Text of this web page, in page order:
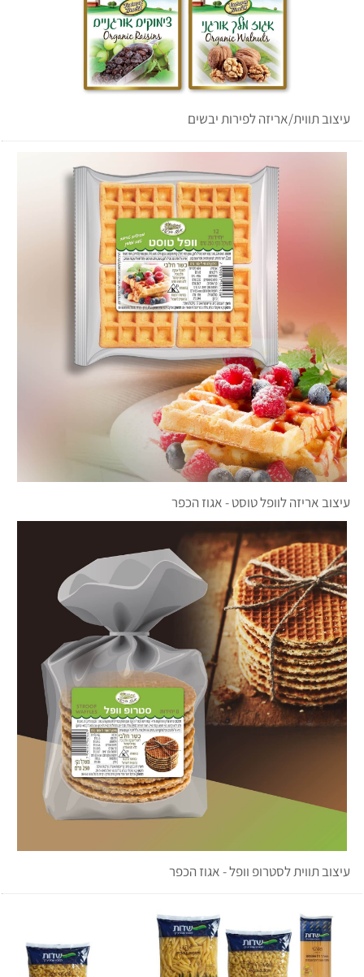
עיצוב תווית/אריזה לפירות יבשים
עיצוב אריזה לוופל טוסט - אגוז הכפר
עיצוב תווית לסטרופ וופל - אגוז הכפר